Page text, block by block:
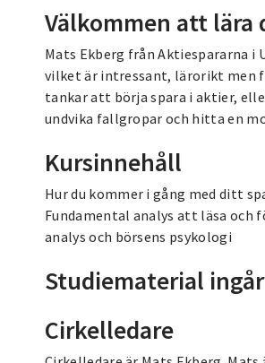
Välkommen att lära
Mats Ekberg från Aktiespararna i
vilket är intressant, lärorikt men
tankar att börja spara i aktier,
undvika fallgropar och hitta en
Kursinnehåll
Hur du kommer i gång med ditt
Fundamental analys att läsa och
analys och börsens psykologi
Studiematerial
Cirkelledare